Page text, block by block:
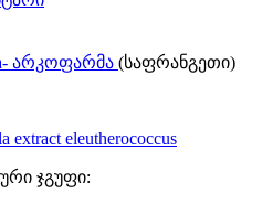
არკოფარმა (საფრანგეთი)
extract eleutherococcus
ჯგუფი: